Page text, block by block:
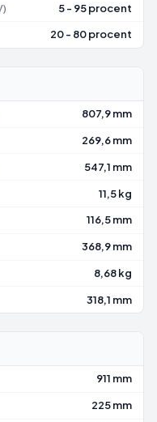
5 - 95 procent
20 - 80 procent
807,9 mm
269,6 mm
547,1 mm
11,5 kg
116,5 mm
368,9 mm
8,68 kg
318,1 mm
911 mm
225 mm